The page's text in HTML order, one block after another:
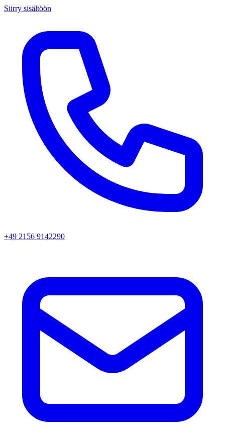
Siirry sisältöön
+49 2156 9142290